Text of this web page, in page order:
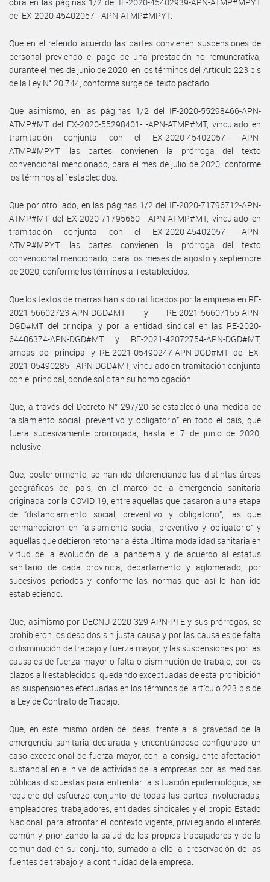
del EX-2020-45402057- -APN-ATMP#MPYT.
Que en el referido acuerdo las partes convienen suspensiones de
personal previendo el pago de una prestación no remunerativa,
durante el mes de junio de 2020, en los términos del Artículo 223 bis
de la Ley N° 20.744, conforme surge del texto pactado.
Que asimismo, en las páginas 1/2 del IF-2020-55298466-APN-
ATMP#MT del EX-2020-55298401- -APN-ATMP#MT, vinculado en
tramitación conjunta con el EX-2020-45402057- -APN-
ATMP#MPYT, las partes convienen la prórroga del texto
convencional mencionado, para el mes de julio de 2020, conforme
los términos allí establecidos.
Que por otro lado, en las páginas 1/2 del IF-2020-71796712-APN-
ATMP#MT del EX-2020-71795660- -APN-ATMP#MT, vinculado en
tramitación conjunta con el EX-2020-45402057- -APN-
ATMP#MPYT, las partes convienen la prórroga del texto
convencional mencionado, para los meses de agosto y septiembre
de 2020, conforme los términos allí establecidos.
Que los textos de marras han sido ratificados por la empresa en RE-
2021-56602723-APN-DGD#MT y RE-2021-56607155-APN-
DGD#MT del principal y por la entidad sindical en las RE-2020-
64406374-APN-DGD#MT y RE-2021-42072754-APN-DGD#MT,
ambas del principal y RE-2021-05490247-APN-DGD#MT del EX-
2021-05490285- -APN-DGD#MT, vinculado en tramitación conjunta
con el principal, donde solicitan su homologación.
Que, a través del Decreto N° 297/20 se estableció una medida de
“aislamiento social, preventivo y obligatorio” en todo el país, que
fuera sucesivamente prorrogada, hasta el 7 de junio de 2020,
inclusive.
Que, posteriormente, se han ido diferenciando las distintas áreas
geográficas del país, en el marco de la emergencia sanitaria
originada por la COVID 19, entre aquellas que pasaron a una etapa
de “distanciamiento social, preventivo y obligatorio”, las que
permanecieron en “aislamiento social, preventivo y obligatorio” y
aquellas que debieron retornar a ésta última modalidad sanitaria en
virtud de la evolución de la pandemia y de acuerdo al estatus
sanitario de cada provincia, departamento y aglomerado, por
sucesivos periodos y conforme las normas que así lo han ido
estableciendo.
Que, asimismo por DECNU-2020-329-APN-PTE y sus prórrogas, se
prohibieron los despidos sin justa causa y por las causales de falta
o disminución de trabajo y fuerza mayor, y las suspensiones por las
causales de fuerza mayor o falta o disminución de trabajo, por los
plazos allí establecidos, quedando exceptuadas de esta prohibición
las suspensiones efectuadas en los términos del artículo 223 bis de
la Ley de Contrato de Trabajo.
Que, en este mismo orden de ideas, frente a la gravedad de la
emergencia sanitaria declarada y encontrándose configurado un
caso excepcional de fuerza mayor, con la consiguiente afectación
sustancial en el nivel de actividad de la empresas por las medidas
públicas dispuestas para enfrentar la situación epidemiológica, se
requiere del esfuerzo conjunto de todas las partes involucradas,
empleadores, trabajadores, entidades sindicales y el propio Estado
Nacional, para afrontar el contexto vigente, privilegiando el interés
común y priorizando la salud de los propios trabajadores y de la
comunidad en su conjunto, sumado a ello la preservación de las
fuentes de trabajo y la continuidad de la empresa.